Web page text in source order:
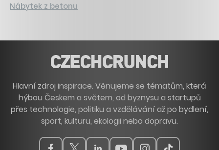
Nábytek z betonu
Hlavní zdroj inspirace. Věnujeme se tématům, která
hýbou Českem a světem, od byznysu a startupů
přes technologie, politiku a vzdělávání až po bydlení,
sport, kulturu, ekologii nebo dopravu.